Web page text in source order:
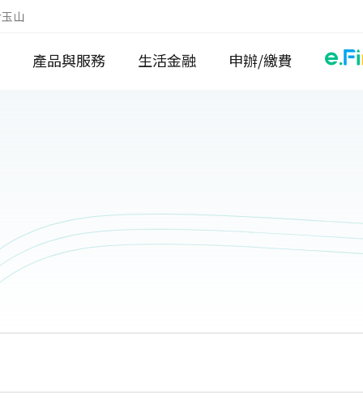
山
產品與服務 生活金融 申辦/繳費